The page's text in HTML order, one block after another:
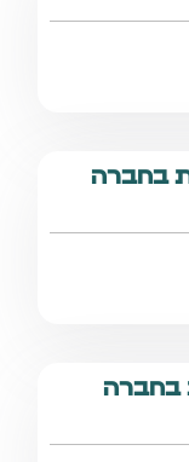
בחברה
בחברה